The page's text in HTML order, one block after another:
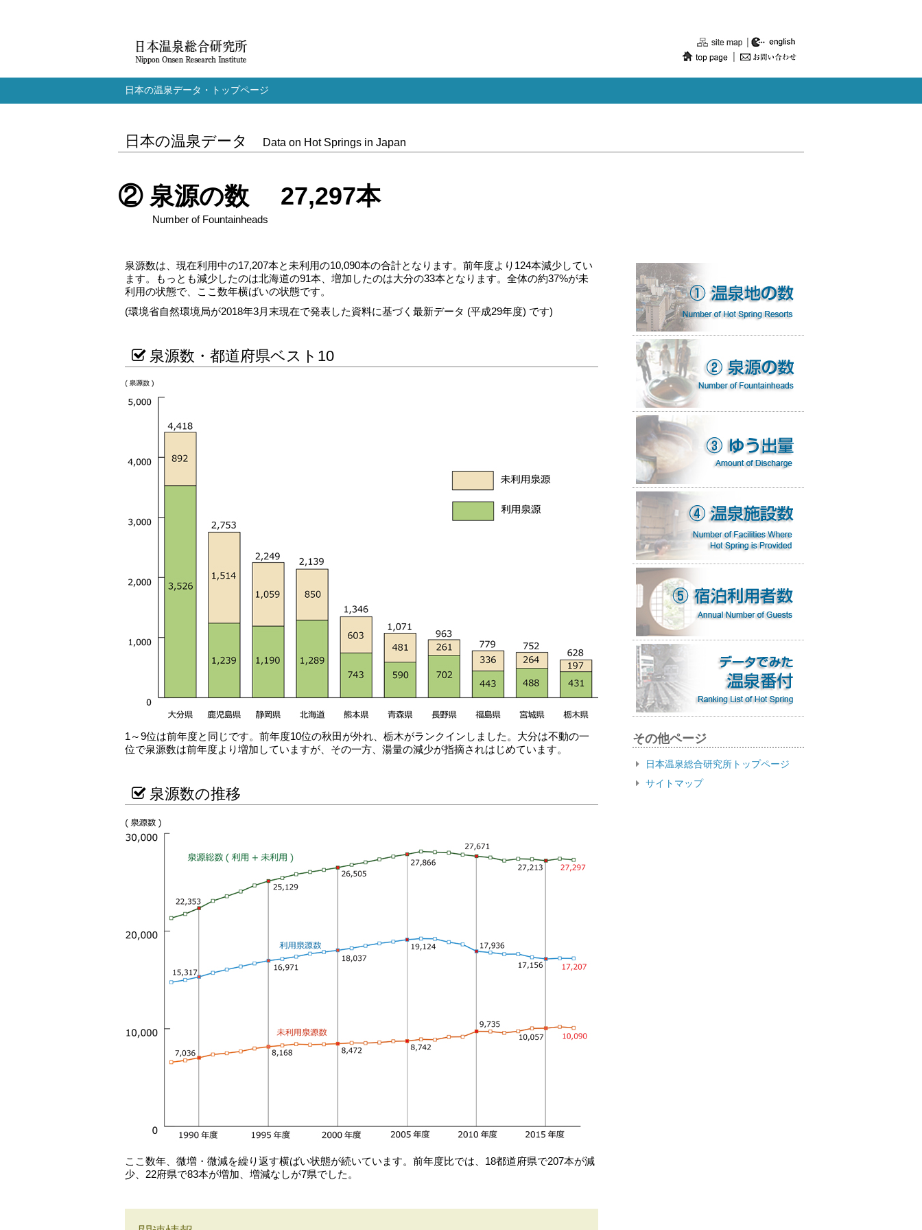
日本の温泉データ・トップページ
日本の温泉データ Data on Hot Springs in Japan
② 泉源の数 27,297本
Number of Fountainheads
泉源数は、現在利用中の17,207本と未利用の10,090本の合計となります。前年度より124本減少してい
ます。もっとも減少したのは北海道の91本、増加したのは大分の33本となります。全体の約37%が未
利用の状態で、ここ数年横ばいの状態です。
(環境省自然環境局が2018年3月末現在で発表した資料に基づく最新データ (平成29年度) です)
泉源数・都道府県ベスト10
1～9位は前年度と同じです。前年度10位の秋田が外れ、栃木がランクインしました。大分は不動の一
位で泉源数は前年度より増加していますが、その一方、湯量の減少が指摘されはじめています。
泉源数の推移
ここ数年、微増・微減を繰り返す横ばい状態が続いています。前年度比では、18都道府県で207本が減
少、22府県で83本が増加、増減なしが7県でした。
その他ページ
日本温泉総合研究所トップページ
サイトマップ